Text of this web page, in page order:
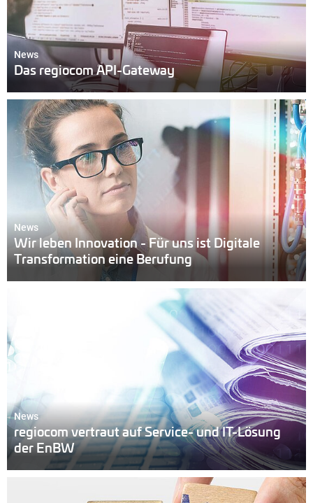
News
Das regiocom API-Gateway
News
Wir leben Innovation - Für uns ist Digitale
Transformation eine Berufung
News
regiocom vertraut auf Service- und IT-Lösung
der EnBW